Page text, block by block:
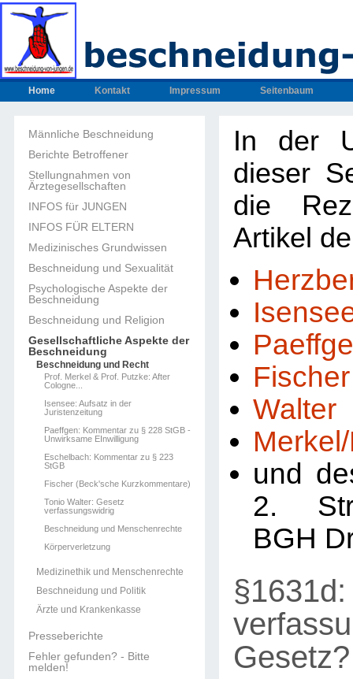
Home Kontakt Impressum Seitenbaum
Männliche Beschneidung
Berichte Betroffener
Stellungnahmen von
Ärztegesellschaften
INFOS für JUNGEN
INFOS FÜR ELTERN
Medizinisches Grundwissen
Beschneidung und Sexualität
Psychologische Aspekte der
Beschneidung
Beschneidung und Religion
Gesellschaftliche Aspekte der
Beschneidung
Beschneidung und Recht
Prof. Merkel & Prof. Putzke: After
Cologne...
Isensee: Aufsatz in der
Juristenzeitung
Paeffgen: Kommentar zu § 228 StGB -
Unwirksame EInwilligung
Eschelbach: Kommentar zu § 223
StGB
Fischer (Beck'sche Kurzkommentare)
Tonio Walter: Gesetz
verfassungswidrig
Beschneidung und Menschenrechte
Körperverletzung
Medizinethik und Menschenrechte
Beschneidung und Politik
Ärzte und Krankenkasse
Presseberichte
Fehler gefunden? - Bitte
melden!
In der
dieser
die
Artikel
Fischer
Walter
und
2.
BGH
Gesetz?